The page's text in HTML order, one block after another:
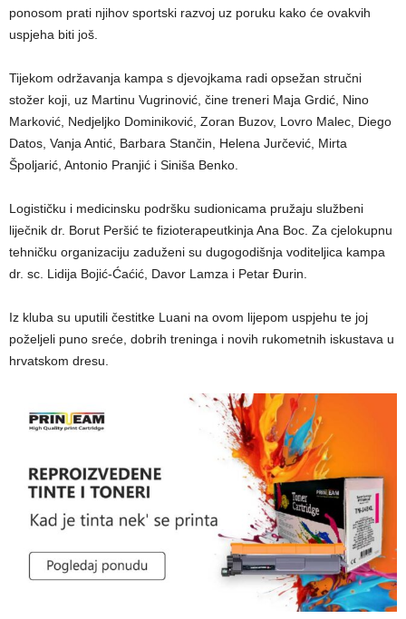
ponosom prati njihov sportski razvoj uz poruku kako će ovakvih
uspjeha biti još.
Tijekom održavanja kampa s djevojkama radi opsežan stručni
stožer koji, uz Martinu Vugrinović, čine treneri Maja Grdić, Nino
Marković, Nedjeljko Dominiković, Zoran Buzov, Lovro Malec, Diego
Datos, Vanja Antić, Barbara Stančin, Helena Jurčević, Mirta
Špoljarić, Antonio Pranjić i Siniša Benko.
Logističku i medicinsku podršku sudionicama pružaju službeni
liječnik dr. Borut Peršić te fizioterapeutkinja Ana Boc. Za cjelokupnu
tehničku organizaciju zaduženi su dugogodišnja voditeljica kampa
dr. sc. Lidija Bojić-Ćaćić, Davor Lamza i Petar Đurin.
Iz kluba su uputili čestitke Luani na ovom lijepom uspjehu te joj
poželjeli puno sreće, dobrih treninga i novih rukometnih iskustava u
hrvatskom dresu.